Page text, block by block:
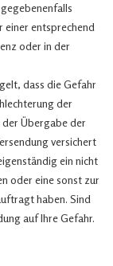
einer entsprechend
oder in der
dass die Gefahr
der
der Übergabe der
versichert
ein nicht
oder eine sonst zur
haben. Sind
auf Ihre Gefahr.